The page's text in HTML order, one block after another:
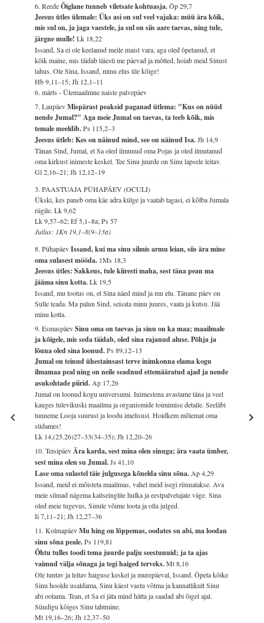
6. ReedeÕiglane tunneb viletsate kohtuasja.Õp 29,7
Jeesus ütles ülemale: Üks asi on sul veel vajaka: müü ära kõik,
mis sul on, ja jaga vaestele, ja sul on siis aare taevas, ning tule,
järgne mulle!Lk 18,22
Issand, Sa ei ole keelanud meile maist vara, aga oled õpetanud, et
kõik maine, mis täidab täiesti me päevad ja mõtted, hoiab meid Sinust
lahus. Ole Sina, Issand, minu elus üle kõige!
Hb 9,11–15; Jh 12,1–11
6. märts - Ülemaailmne naiste palvepäev
7. LaupäevMispärast peaksid paganad ütlema: "Kus on nüüd
nende Jumal?" Aga meie Jumal on taevas, ta teeb kõik, mis
temale meeldib.Ps 115,2–3
Jeesus ütleb: Kes on näinud mind, see on näinud Isa.Jh 14,9
Tänan Sind, Jumal, et Sa oled ilmunud oma Pojas ja oled ilmutanud
oma kirkust inimeste keskel. Tee Sinu juurde on Sinu lapsele leitav.
Gl 2,16–21; Jh 12,12–19
3. PAASTUAJA PÜHAPÄEV (OCULI)
Ükski, kes paneb oma käe adra külge ja vaatab tagasi, ei kõlba Jumala
riigile.Lk 9,62
Lk 9,57–62; Ef 5,1–8a; Ps 57
Jutlus: 1Kn 19,1–8(9–13a)
8. PühapäevIssand, kui ma sinu silmis armu leian, siis ära mine
oma sulasest mööda. 1Ms 18,3
Jeesus ütles: Sakkeus, tule kiiresti maha, sest täna pean ma
jääma sinu kotta.Lk 19,5
Issand, mu lootus on, et Sina näed mind ja mu elu. Tänane päev on
Sulle teada. Ma palun Sind, seisata minu juures, vaata ja kutsu. Jää
minu kotta.
9. EsmaspäevSinu oma on taevas ja sinu on ka maa; maailmale
ja kõigele, mis seda täidab, oled sina rajanud aluse. Põhja ja
lõuna oled sina loonud.Ps 89,12–13
Jumal on teinud ühestainsast terve inimkonna elama kogu
ilmamaa peal ning on neile seadnud ettemääratud ajad ja nende
asukohtade piirid.Ap 17,26
Jumal on loonud kogu universumi. Inimestena avastame täna ja veel
kauges tulevikuski maailma ja organismide toimimise detaile. Seeläbi
tunneme Looja suurust ja loodu imelisust. Hoidkem mõlemat oma
südames!
Lk 14,(25.26)27–33(34–35); Jh 12,20–26
10. TeisipäevÄra karda, sest mina olen sinuga; ära vaata ümber,
sest mina olen su Jumal.Js 41,10
Lase oma sulastel täie julgusega kõnelda sinu sõna.Ap 4,29
Issand, meid ei mõisteta maailmas, vahel meid isegi rünnatakse. Ava
meie silmad nägema kaitseinglite hulka ja eestpalvetajate väge. Sina
oled meie tugevus, Sinule võime loota ja olla julged.
Ii 7,11–21; Jh 12,27–36
11. KolmapäevMu hing on lõppemas, oodates su abi, ma loodan
sinu sõna peale.Ps 119,81
Õhtu tulles toodi tema juurde palju seestunuid; ja ta ajas
vaimud välja sõnaga ja tegi haiged terveks.Mt 8,16
Ole tuntav ja leitav haiguse keskel ja murepäeval, Issand. Õpeta kõike
Sinu hoolde usaldama, Sinu käest vastu võtma ja kannatlikult Sinu
abi ootama. Tean, et Sa ei jäta mind hätta ja saadad abi õigel ajal.
Sündigu kõiges Sinu tahtmine.
Mt 19,16–26; Jh 12,37–50